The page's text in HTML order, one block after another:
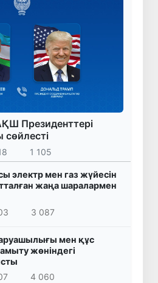
Президенттері
1 105
электр мен газ жүйесін
жаңа шаралармен
3 087
мен құс
жөніндегі
4 060